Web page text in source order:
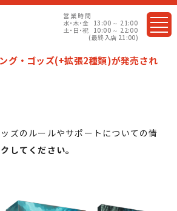
営業 時間
水・木・金
13:00 ～ 21:00
土・日・祝
10:00 ～ 22:00
(最終入店 21:00)
グ・ゴッズ(+拡張2種類)が発売され
ズのルールやサポートについての情
してください。